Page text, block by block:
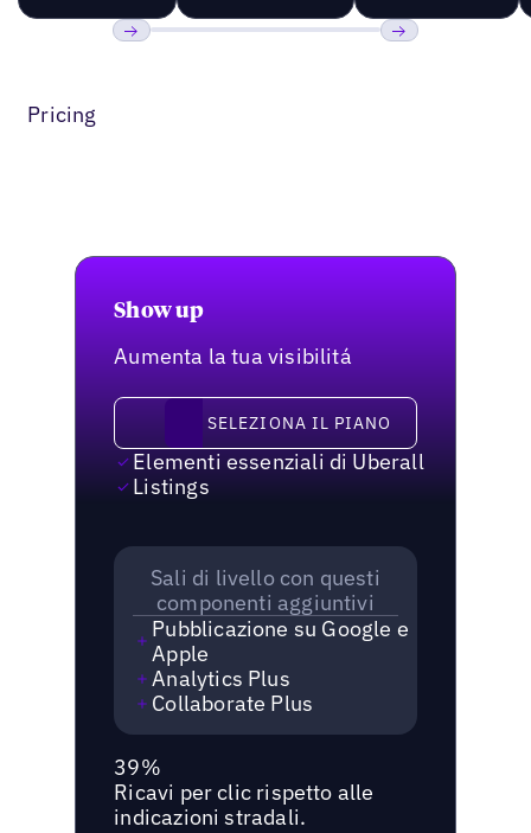
Pricing
Show up
Aumenta la tua visibilitá
Seleziona il pianoSELEZIONA IL PIANO
Elementi essenziali di Uberall
Listings
Sali di livello con questi
componenti aggiuntivi
Pubblicazione su Google e
Apple
Analytics Plus
Collaborate Plus
39%
Ricavi per clic rispetto alle
indicazioni stradali.